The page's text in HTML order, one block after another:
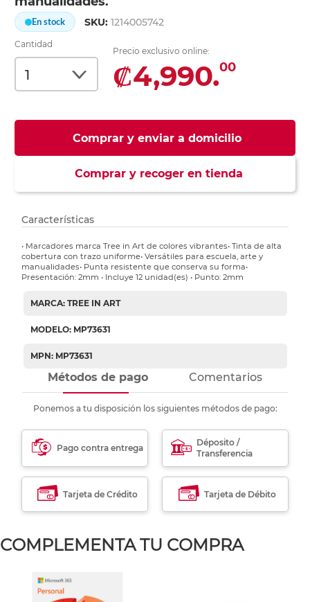
En stock SKU:1214005742
Cantidad
Precio exclusivo online:
₡4,990.00
Comprar y enviar a domicilio
Comprar y recoger en tienda
Características
• Marcadores marca Tree in Art de colores vibrantes• Tinta de alta
cobertura con trazo uniforme• Versátiles para escuela, arte y
manualidades• Punta resistente que conserva su forma•
Presentación: 2mm • Incluye 12 unidad(es) • Punto: 2mm
MARCA: TREE IN ART
MODELO: MP73631
MPN: MP73631
Métodos de pago Comentarios
Ponemos a tu disposición los siguientes métodos de pago:
Pago contra entrega
Déposito /
Transferencia
Tarjeta de Crédito Tarjeta de Débito
COMPLEMENTA TU COMPRA